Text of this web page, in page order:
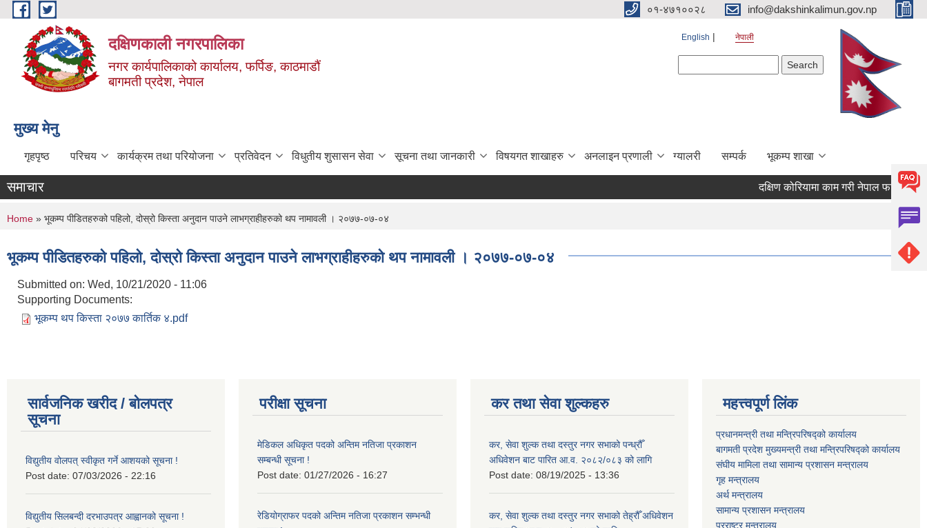
Skip to main content ०१-४७१००२८ info@dakshinkalimun.gov.np
दक्षिणकाली नगरपालिका
नगर कार्यपालिकाको कार्यालय, फर्पिङ, काठमाडौं
बागमती प्रदेश, नेपाल
English नेपाली
मुख्य मेनु
गृहपृष्ठ परिचय कार्यक्रम तथा परियोजना प्रतिवेदन विधुतीय शुसासन सेवा सूचना तथा जानकारी विषयगत शाखाहरु अनलाइन प्रणाली ग्यालरी सम्पर्क भूकम्प शाखा
समाचार दक्षिण कोरियामा काम गरी नेपाल
You are here
Home » भूकम्प पीडितहरुको पहिलो, दोस्रो किस्ता अनुदान पाउने लाभग्राहीहरुको थप नामावली । २०७७-०७-०४
भूकम्प पीडितहरुको पहिलो, दोस्रो किस्ता अनुदान पाउने लाभग्राहीहरुको थप नामावली । २०७७-०७-०४
Submitted on: Wed, 10/21/2020 - 11:06
Supporting Documents:
भूकम्प थप किस्ता २०७७ कार्तिक ४.pdf
सार्वजनिक खरीद / बोलपत्र
सूचना
विद्युतीय वोलपत् स्वीकृत गर्ने आशयको सूचना !
Post date: 07/03/2026 - 22:16
विद्युतीय सिलबन्दी दरभाउपत्र आह्वानको सूचना !
परीक्षा सूचना
मेडिकल अधिकृत पदको अन्तिम नतिजा प्रकाशन
सम्बन्धी सूचना !
Post date: 01/27/2026 - 16:27
रेडियोग्राफर पदको अन्तिम नतिजा प्रकाशन सम्भन्धी
कर तथा सेवा शुल्कहरु
कर, सेवा शुल्क तथा दस्तुर नगर सभाको पन्ध्रौँ
अधिवेशन बाट पारित आ.व. २०८२/०८३ को लागि
Post date: 08/19/2025 - 13:36
कर, सेवा शुल्क तथा दस्तुर नगर सभाको तेह्रौँ अधिवेशन
महत्त्वपूर्ण लिंक
प्रधानमन्त्री तथा मन्त्रिपरिषद्को कार्यालय
बागमती प्रदेश मुख्यमन्त्री तथा मन्त्रिपरिषद्को कार्यालय
संघीय मामिला तथा सामान्य प्रशासन मन्त्रालय
गृह मन्त्रालय
अर्थ मन्त्रालय
सामान्य प्रशासन मन्त्रालय
परराष्ट्र मन्त्रालय